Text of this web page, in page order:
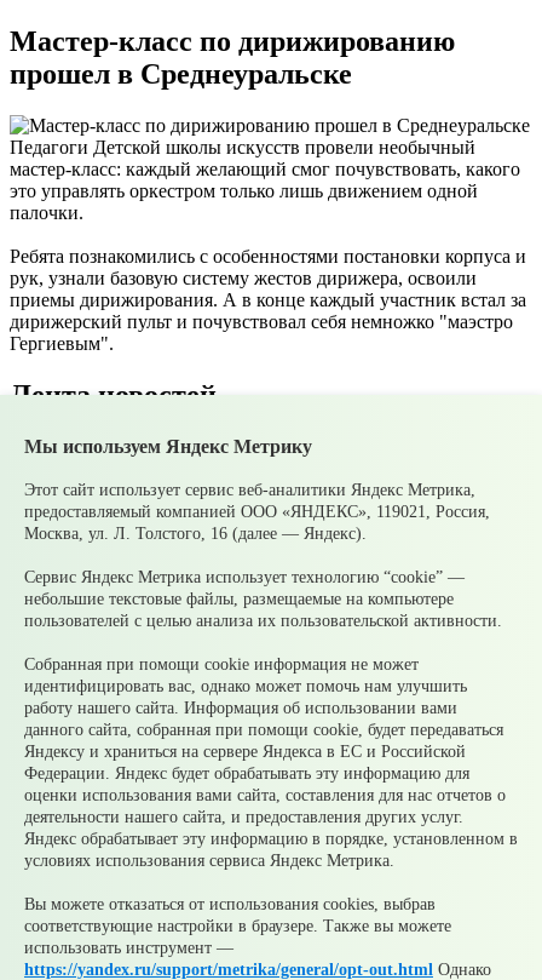
Мастер-класс по дирижированию
прошел в Среднеуральске
Педагоги Детской школы искусств провели необычный
мастер-класс: каждый желающий смог почувствовать, какого
это управлять оркестром только лишь движением одной
палочки.
Ребята познакомились с особенностями постановки корпуса и
рук, узнали базовую систему жестов дирижера, освоили
приемы дирижирования. А в конце каждый участник встал за
дирижерский пульт и почувствовал себя немножко "маэстро
Гергиевым".
Лента новостей
Все новости
09 августа10 августа ожидаются очень сильные дожди
07 августаВ Среднеуральске подвели итоги
Молодежной биржи труда – 2026!
05 августаСупруги могут получать социальные
налоговые вычеты за обучение и лечение друг друга
05 августаНалоги на имущество детей: как родителям
взыскания
05 августаРассчитать налог по прогрессивной шкале
удобнее с помощью онлайн – калькулятора НДФЛ
Мы используем Яндекс Метрику
Этот сайт использует сервис веб-аналитики Яндекс Метрика,
предоставляемый компанией ООО «ЯНДЕКС», 119021, Россия,
Москва, ул. Л. Толстого, 16 (далее — Яндекс).
Сервис Яндекс Метрика использует технологию “cookie” —
небольшие текстовые файлы, размещаемые на компьютере
пользователей с целью анализа их пользовательской активности.
Собранная при помощи cookie информация не может
идентифицировать вас, однако может помочь нам улучшить
работу нашего сайта. Информация об использовании вами
данного сайта, собранная при помощи cookie, будет передаваться
Яндексу и храниться на сервере Яндекса в ЕС и Российской
Федерации. Яндекс будет обрабатывать эту информацию для
оценки использования вами сайта, составления для нас отчетов о
деятельности нашего сайта, и предоставления других услуг.
Яндекс обрабатывает эту информацию в порядке, установленном в
условиях использования сервиса Яндекс Метрика.
Вы можете отказаться от использования cookies, выбрав
соответствующие настройки в браузере. Также вы можете
использовать инструмент —
https://yandex.ru/support/metrika/general/opt-out.html Однако
© 2026 Официальный сайт Муниципального округа
Среднеуральск Свердловской области
Карта сайта Архив
Ваше сообщение отправлено
Приемная главы